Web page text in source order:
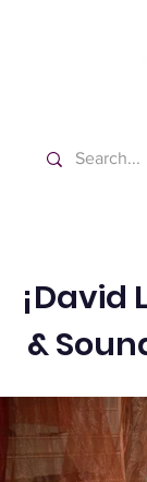
¡David
&